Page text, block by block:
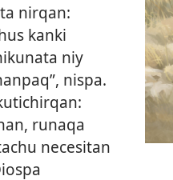
nirqan:
kanki
niy
nispa.
runaqa
necesitan